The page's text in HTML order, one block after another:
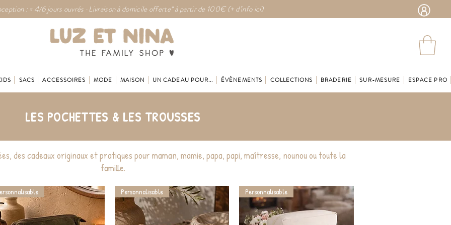
: ≈ 4/6 jours ouvrés · Livraison à domicile offerte* à partir de 100€ (+ d'info ici)
SACS ACCESSOIRES MODE MAISON UN CADEAU POUR... ÉVÈNEMENTS COLLECTIONS BRADERIE SUR-MESURE ESPACE PRO
LES POCHETTES & LES TROUSSES
des cadeaux originaux et pratiques pour maman, mamie, papa, papi, maîtresse, nounou ou toute la
famille.
Personnalisable Personnalisable